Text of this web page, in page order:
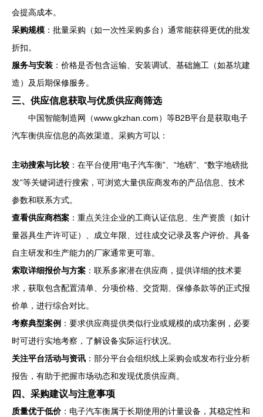
会提高成本。
采购规模 ：批量采购（如一次性采购多台）通常能获得更优的批发
折扣。
服务与安装 ：价格是否包含运输、安装调试、基础施工（如基坑建
造）及后期保修服务。
三、供应信息获取与优质供应商筛选
中国智能制造网（www.gkzhan.com）等B2B平台是获取电子
汽车衡供应信息的高效渠道。采购方可以：
主动搜索与比较 ：在平台使用“电子汽车衡”、“地磅”、“数字地磅批
发”等关键词进行搜索，可浏览大量供应商发布的产品信息、技术
参数和联系方式。
查看供应商档案 ：重点关注企业的工商认证信息、生产资质（如计
量器具生产许可证）、成立年限、过往成交记录及客户评价。具备
自主研发和生产能力的厂家通常更可靠。
索取详细报价与方案 ：联系多家潜在供应商，提供详细的技术要
求，获取包含配置清单、分项价格、交货期、保修条款等的正式报
价单，进行综合对比。
考察典型案例 ：要求供应商提供类似行业或规模的成功案例，必要
时可进行实地考察，了解设备实际运行状况。
关注平台活动与资讯 ：部分平台会组织线上采购会或发布行业分析
报告，有助于把握市场动态和发现优质供应商。
四、采购建议与注意事项
质量优于低价：电子汽车衡属于长期使用的计量设备，其稳定性和